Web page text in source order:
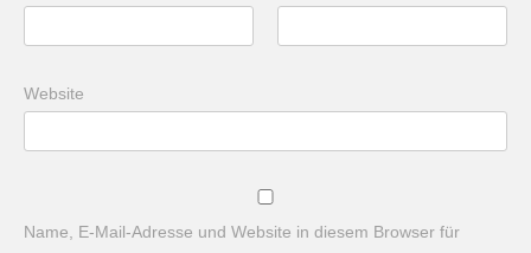
Website
Name, E-Mail-Adresse und Website in diesem Browser für